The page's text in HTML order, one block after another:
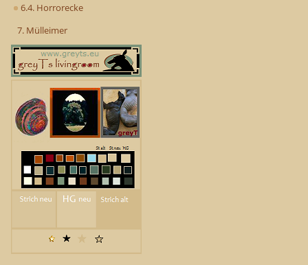
6.4. Horrorecke
7. Mülleimer